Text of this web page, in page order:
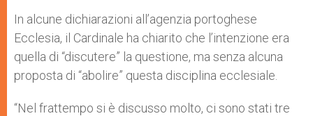
In alcune dichiarazioni all’agenzia portoghese
Ecclesia, il Cardinale ha chiarito che l’intenzione era
quella di “discutere” la questione, ma senza alcuna
proposta di “abolire” questa disciplina ecclesiale.
“Nel frattempo si è discusso molto, ci sono stati tre